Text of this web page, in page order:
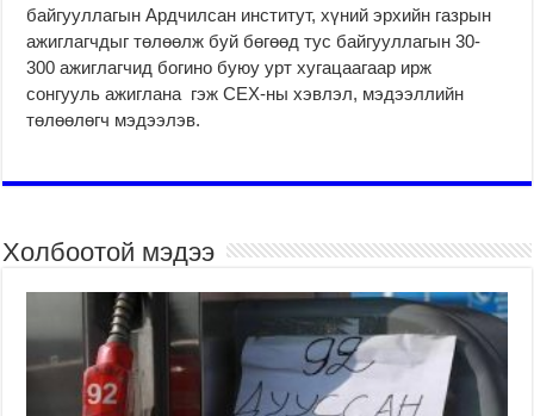
байгууллагын Ардчилсан институт, хүний эрхийн газрын
ажиглагчдыг төлөөлж буй бөгөөд тус байгууллагын 30-
300 ажиглагчид богино буюу урт хугацаагаар ирж
сонгууль ажиглана гэж СЕХ-ны хэвлэл, мэдээллийн
төлөөлөгч мэдээлэв.
Холбоотой мэдээ